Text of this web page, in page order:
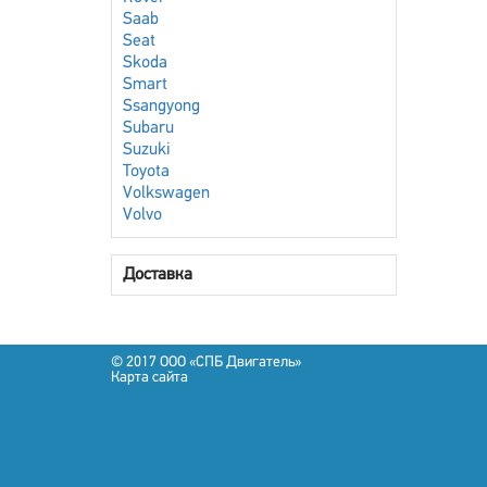
Saab
Seat
Skoda
Smart
Ssangyong
Subaru
Suzuki
Toyota
Volkswagen
Volvo
Доставка
© 2017 OOO «СПБ Двигатель»
Карта сайта